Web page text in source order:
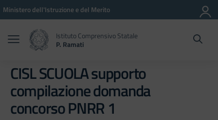
Vai ai contenuti
Vai al menu di navigazione
Vai al footer
Ministero dell'Istruzione e del Merito
Istituto Comprensivo Statale
P. Ramati
CISL SCUOLA supporto
compilazione domanda
concorso PNRR 1